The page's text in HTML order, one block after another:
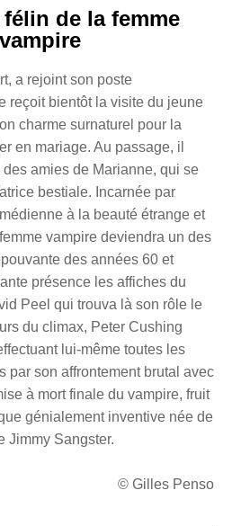
de la femme
vampire
a rejoint son poste
reçoit bientôt la visite du jeune
charme surnaturel pour la
en mariage. Au passage, il
des amies de Marianne, qui se
bestiale. Incarnée par
à la beauté étrange et
vampire deviendra un des
des années 60 et
présence les affiches du
Peel qui trouva là son rôle le
du climax, Peter Cushing
lui-même toutes les
par son affrontement brutal avec
à mort finale du vampire, fruit
génialement inventive née de
Jimmy Sangster.
© Gilles Penso